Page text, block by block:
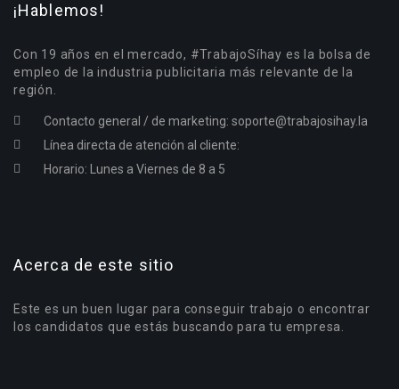
¡Hablemos!
Con 19 años en el mercado, #TrabajoSíhay es la bolsa de
empleo de la industria publicitaria más relevante de la
región.
Contacto general / de marketing: soporte@trabajosihay.la
Línea directa de atención al cliente:
Horario: Lunes a Viernes de 8 a 5
Acerca de este sitio
Este es un buen lugar para conseguir trabajo o encontrar
los candidatos que estás buscando para tu empresa.